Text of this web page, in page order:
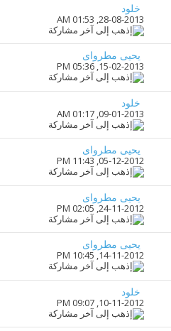
خلود
28-08-2013,
01:53 AM
يحيى مطرواى
15-02-2013,
05:36 PM
خلود
09-01-2013,
01:17 AM
يحيى مطرواى
05-12-2012,
11:43 PM
يحيى مطرواى
24-11-2012,
02:05 PM
يحيى مطرواى
14-11-2012,
10:45 PM
خلود
10-11-2012,
09:07 PM